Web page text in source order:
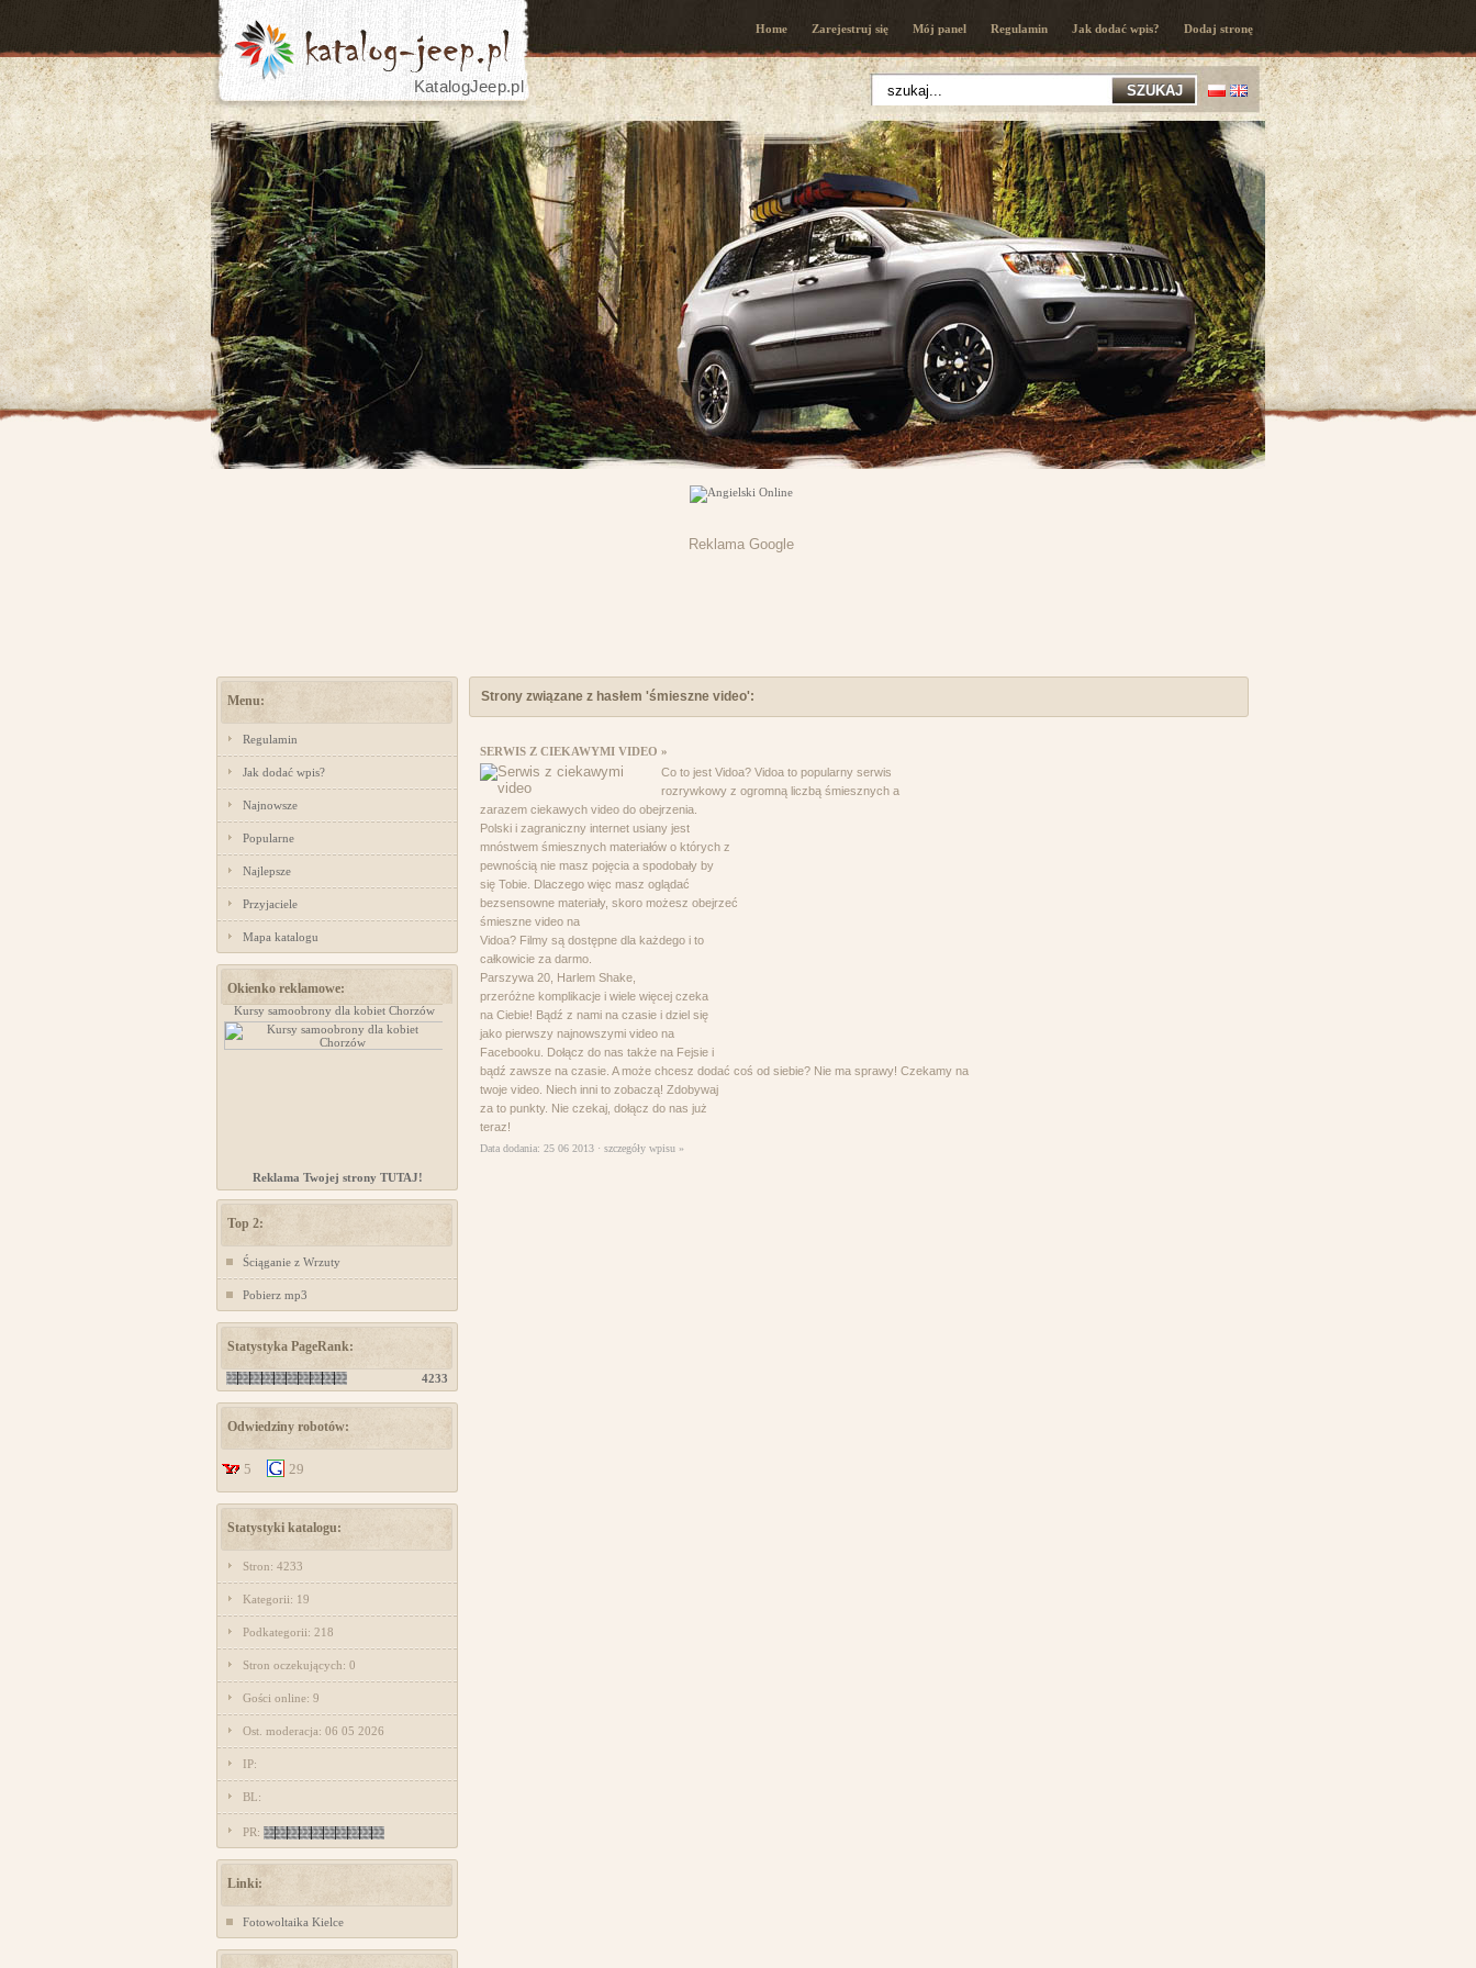
KatalogJeep.pl
Home Zarejestruj się Mój panel Regulamin Jak dodać wpis? Dodaj stronę
Reklama Google
Menu:
Regulamin
Jak dodać wpis?
Najnowsze
Popularne
Najlepsze
Przyjaciele
Mapa katalogu
Okienko reklamowe:
Kursy samoobrony dla kobiet Chorzów projektowanie stron www
Reklama Twojej strony TUTAJ!
Top 2:
Ściąganie z Wrzuty
Pobierz mp3
Statystyka PageRank:
4233
Odwiedziny robotów:
5 29
Statystyki katalogu:
Stron: 4233
Kategorii: 19
Podkategorii: 218
Stron oczekujących: 0
Gości online: 9
Ost. moderacja: 06 05 2026
IP:
BL:
PR:
Linki:
Fotowoltaika Kielce
Strony związane z hasłem 'śmieszne video':
SERWIS Z CIEKAWYMI VIDEO »
Co to jest Vidoa? Vidoa to popularny serwis
rozrywkowy z ogromną liczbą śmiesznych a
zarazem ciekawych video do obejrzenia.
Polski i zagraniczny internet usiany jest
mnóstwem śmiesznych materiałów o których z
pewnością nie masz pojęcia a spodobały by
się Tobie. Dlaczego więc masz oglądać
bezsensowne materiały, skoro możesz obejrzeć
śmieszne video na
Vidoa? Filmy są dostępne dla każdego i to
całkowicie za darmo.
Parszywa 20, Harlem Shake,
przeróżne komplikacje i wiele więcej czeka
na Ciebie! Bądź z nami na czasie i dziel się
jako pierwszy najnowszymi video na
Facebooku. Dołącz do nas także na Fejsie i
bądź zawsze na czasie. A może chcesz dodać coś od siebie? Nie ma sprawy! Czekamy na
twoje video. Niech inni to zobaczą! Zdobywaj
za to punkty. Nie czekaj, dołącz do nas już
teraz!
Data dodania: 25 06 2013 · szczegóły wpisu »